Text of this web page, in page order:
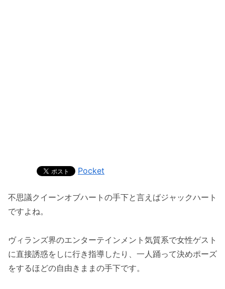
Pocket
不思議クイーンオブハートの手下と言えばジャックハート
ですよね。
ヴィランズ界のエンターテインメント気質系で女性ゲスト
に直接誘惑をしに行き指導したり、一人踊って決めポーズ
をするほどの自由きままの手下です。